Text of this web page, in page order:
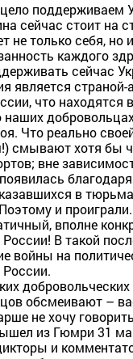
поддерживаем
сейчас стоит на
не только себя,
каждого
сейчас
является
что находятся
Что реально
смывают хотя бы
вне
в
и
вполне
В такой
войны на
России.
обсмеивают –
не хочу
из Гюмри 31
и